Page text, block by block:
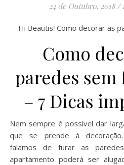
24 de Outubro, 2018 /
Hi Beautis! Como decorar as
Como
paredes
– 7 Dicas
Nem sempre é possível dar
que se prende à decoração.
falamos de furar as
apartamento poderá ser